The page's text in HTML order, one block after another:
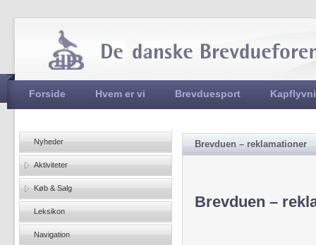
Hovedmenu
Forside Hvem er vi Brevduesport
Brevduen – reklamationer
Brevduen –
Nyheder
Aktiviteter
Køb & Salg
Leksikon
Navigation